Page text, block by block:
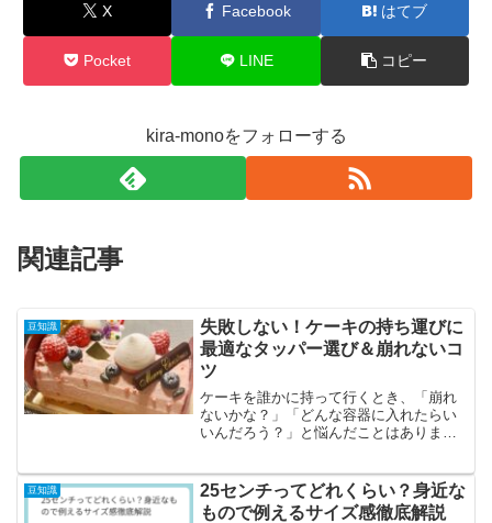
X Facebook はてブ
Pocket LINE コピー
kira-monoをフォローする
関連記事
豆知識
失敗しない！ケーキの持ち運びに
最適なタッパー選び＆崩れないコ
ツ
ケーキを誰かに持って行くとき、「崩れ
ないかな？」「どんな容器に入れたらい
いんだろう？」と悩んだことはありませ
中に崩れてしまったら悲しいですよね。
特に、生クリームやフルー...
豆知識
25センチってどれくらい？身近な
もので例えるサイズ感徹底解説